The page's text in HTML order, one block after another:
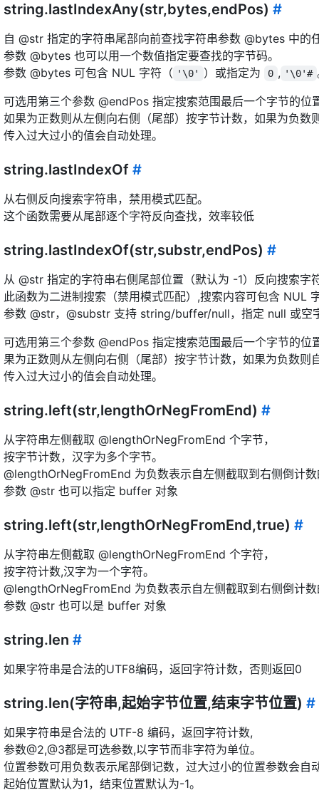
string.lastIndexAny(str,bytes,endPos) #
自 @str 指定的字符串尾部向前查找字符串参数 @bytes 中的
参数 @bytes 也可以用一个数值指定要查找的字节码。
参数 @bytes 可包含 NUL 字符（ '\0' ）或指定为 0 , '\0'#
可选用第三个参数 @endPos 指定搜索范围最后一个字节的位
如果为正数则从左侧向右侧（尾部）按字节计数，如果为负数
传入过大过小的值会自动处理。
string.lastIndexOf #
从右侧反向搜索字符串，禁用模式匹配。
这个函数需要从尾部逐个字符反向查找，效率较低
string.lastIndexOf(str,substr,endPos) #
从 @str 指定的字符串右侧尾部位置（默认为 -1）反向搜索字
此函数为二进制搜索（禁用模式匹配）,搜索内容可包含 NUL
参数 @str，@substr 支持 string/buffer/null，指定 null 或空
可选用第三个参数 @endPos 指定搜索范围最后一个字节的位
果为正数则从左侧向右侧（尾部）按字节计数，如果为负数则
传入过大过小的值会自动处理。
string.left(str,lengthOrNegFromEnd) #
从字符串左侧截取 @lengthOrNegFromEnd 个字节，
按字节计数，汉字为多个字节。
@lengthOrNegFromEnd 为负数表示自左侧截取到右侧倒计
参数 @str 也可以指定 buffer 对象
string.left(str,lengthOrNegFromEnd,true) #
从字符串左侧截取 @lengthOrNegFromEnd 个字符，
按字符计数,汉字为一个字符。
@lengthOrNegFromEnd 为负数表示自左侧截取到右侧倒计
参数 @str 也可以是 buffer 对象
string.len #
如果字符串是合法的UTF8编码，返回字符计数，否则返回0
string.len(字符串,起始字节位置,结束字节位置) #
如果字符串是合法的 UTF-8 编码，返回字符计数,
参数@2,@3都是可选参数,以字节而非字符为单位。
位置参数可用负数表示尾部倒记数，过大过小的位置参数会自
起始位置默认为1，结束位置默认为-1。